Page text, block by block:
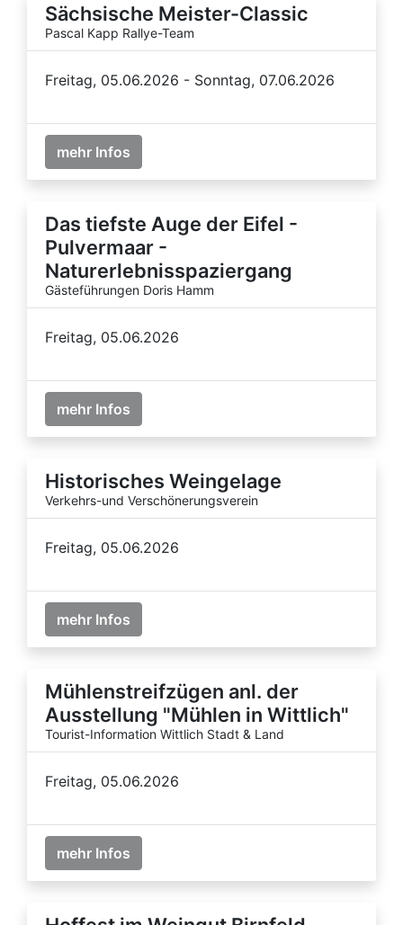
Sächsische Meister-Classic
Pascal Kapp Rallye-Team
Freitag, 05.06.2026 - Sonntag, 07.06.2026
mehr Infos
Das tiefste Auge der Eifel -
Pulvermaar -
Naturerlebnisspaziergang
Gästeführungen Doris Hamm
Freitag, 05.06.2026
mehr Infos
Historisches Weingelage
Verkehrs-und Verschönerungsverein
Freitag, 05.06.2026
mehr Infos
Mühlenstreifzügen anl. der
Ausstellung "Mühlen in Wittlich"
Tourist-Information Wittlich Stadt & Land
Freitag, 05.06.2026
mehr Infos